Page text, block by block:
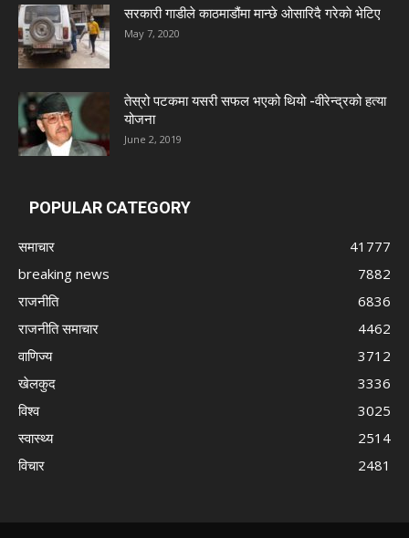
सरकारी गाडीले काठमाडौंमा मान्छे ओसारिदै गरेकाे भेटिए
May 7, 2020
तेस्रो पटकमा यसरी सफल भएको थियो -वीरेन्द्रको हत्या
योजना
June 2, 2019
POPULAR CATEGORY
समाचार
41777
breaking news
7882
राजनीति
6836
राजनीति समाचार
4462
वाणिज्य
3712
खेलकुद
3336
विश्व
3025
स्वास्थ्य
2514
विचार
2481